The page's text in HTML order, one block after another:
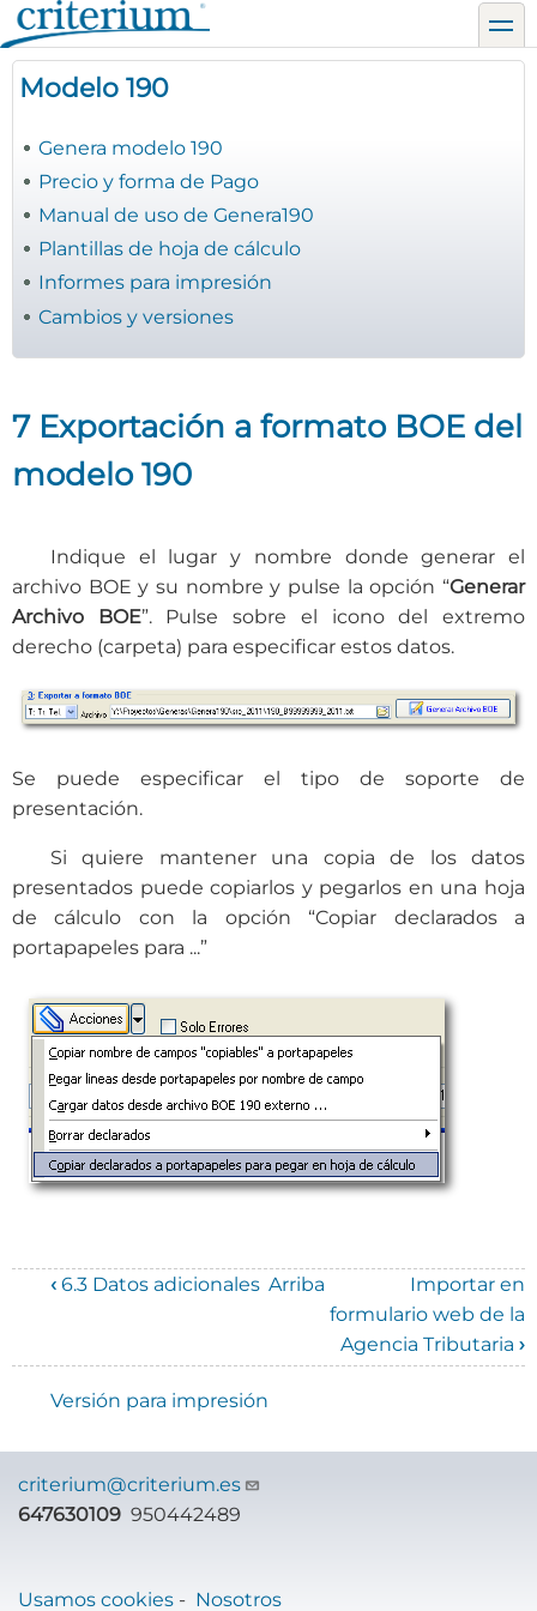
Pasar
al
contenido
principal
Modelo 190
Genera modelo 190
Precio y forma de Pago
Manual de uso de Genera190
Plantillas de hoja de cálculo
Informes para impresión
Cambios y versiones
7 Exportación a formato BOE del
modelo 190
Indique el lugar y nombre donde generar el
archivo BOE y su nombre y pulse la opción “Generar
Archivo BOE”. Pulse sobre el icono del extremo
derecho (carpeta) para especificar estos datos.
Se puede especificar el tipo de soporte de
presentación.
Si quiere mantener una copia de los datos
presentados puede copiarlos y pegarlos en una hoja
de cálculo con la opción “Copiar declarados a
portapapeles para ...”
para
Manual
‹ 6.3 Datos adicionales Arriba
Importar en
formulario web de la
Agencia Tributaria ›
Versión para impresión
criterium@criterium.es
647630109 950442489
Usamos cookies - Nosotros